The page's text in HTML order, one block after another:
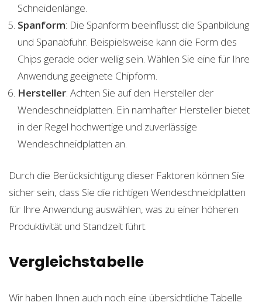
Schneidenlänge.
Spanform: Die Spanform beeinflusst die Spanbildung
und Spanabfuhr. Beispielsweise kann die Form des
Chips gerade oder wellig sein. Wählen Sie eine für Ihre
Anwendung geeignete Chipform.
Hersteller: Achten Sie auf den Hersteller der
Wendeschneidplatten. Ein namhafter Hersteller bietet
in der Regel hochwertige und zuverlässige
Wendeschneidplatten an.
Durch die Berücksichtigung dieser Faktoren können Sie
sicher sein, dass Sie die richtigen Wendeschneidplatten
für Ihre Anwendung auswählen, was zu einer höheren
Produktivität und Standzeit führt.
Vergleichstabelle
Wir haben Ihnen auch noch eine übersichtliche Tabelle